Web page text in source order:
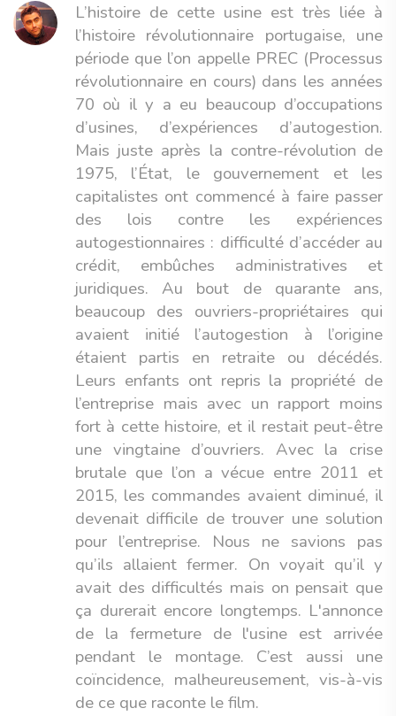
L’histoire de cette usine est très liée à
l’histoire révolutionnaire portugaise, une
période que l’on appelle PREC (Processus
révolutionnaire en cours) dans les années
70 où il y a eu beaucoup d’occupations
d’usines, d’expériences d’autogestion.
Mais juste après la contre-révolution de
1975, l’État, le gouvernement et les
capitalistes ont commencé à faire passer
des lois contre les expériences
autogestionnaires : difficulté d’accéder au
crédit, embûches administratives et
juridiques. Au bout de quarante ans,
beaucoup des ouvriers-propriétaires qui
avaient initié l’autogestion à l’origine
étaient partis en retraite ou décédés.
Leurs enfants ont repris la propriété de
l’entreprise mais avec un rapport moins
fort à cette histoire, et il restait peut-être
une vingtaine d’ouvriers. Avec la crise
brutale que l’on a vécue entre 2011 et
2015, les commandes avaient diminué, il
devenait difficile de trouver une solution
pour l’entreprise. Nous ne savions pas
qu’ils allaient fermer. On voyait qu’il y
avait des difficultés mais on pensait que
ça durerait encore longtemps. L'annonce
de la fermeture de l'usine est arrivée
pendant le montage. C’est aussi une
coïncidence, malheureusement, vis-à-vis
de ce que raconte le film.